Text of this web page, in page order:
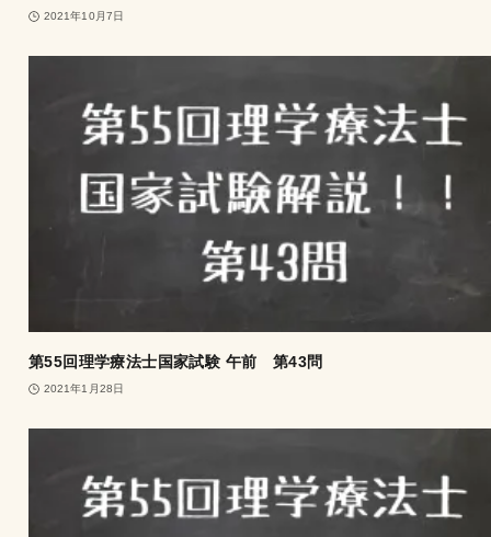
2021年10月7日
第55回理学療法士国家試験 午前 第43問
2021年1月28日